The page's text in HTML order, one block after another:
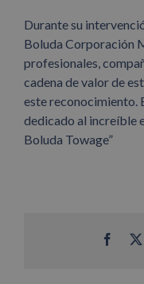
Durante su
Boluda Corporación
profesionales,
cadena de valor de
este reconocimiento.
dedicado al increíble
Boluda Towage”